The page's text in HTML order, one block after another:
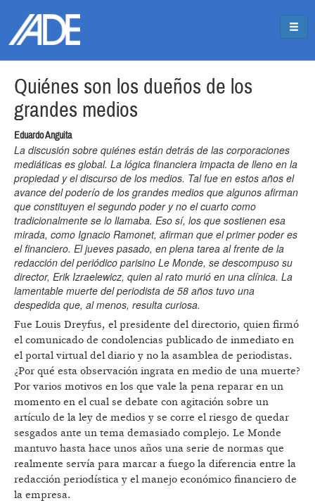
Quiénes son los dueños de los
grandes medios
Eduardo Anguita
La discusión sobre quiénes están detrás de las corporaciones
mediáticas es global. La lógica financiera impacta de lleno en la
propiedad y el discurso de los medios. Tal fue en estos años el
avance del poderío de los grandes medios que algunos afirman
que constituyen el segundo poder y no el cuarto como
tradicionalmente se lo llamaba. Eso sí, los que sostienen esa
mirada, como Ignacio Ramonet, afirman que el primer poder es
el financiero. El jueves pasado, en plena tarea al frente de la
redacción del periódico parisino Le Monde, se descompuso su
director, Erik Izraelewicz, quien al rato murió en una clínica. La
lamentable muerte del periodista de 58 años tuvo una
despedida que, al menos, resulta curiosa.
Fue Louis Dreyfus, el presidente del directorio, quien firmó
el comunicado de condolencias publicado de inmediato en
el portal virtual del diario y no la asamblea de periodistas.
¿Por qué esta observación ingrata en medio de una muerte?
Por varios motivos en los que vale la pena reparar en un
momento en el cual se debate con agitación sobre un
artículo de la ley de medios y se corre el riesgo de quedar
sesgados ante un tema demasiado complejo. Le Monde
mantuvo hasta hace unos años una serie de normas que
realmente servía para marcar a fuego la diferencia entre la
redacción periodística y el manejo económico financiero de
la empresa.